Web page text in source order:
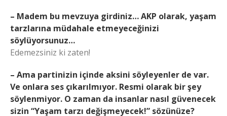
– Madem bu mevzuya girdiniz… AKP olarak, yaşam
tarzlarına müdahale etmeyeceğinizi
söylüyorsunuz…
Edemezsiniz ki zaten!
– Ama partinizin içinde aksini söyleyenler de var.
Ve onlara ses çıkarılmıyor. Resmi olarak bir şey
söylenmiyor. O zaman da insanlar nasıl güvenecek
sizin “Yaşam tarzı değişmeyecek!” sözünüze?